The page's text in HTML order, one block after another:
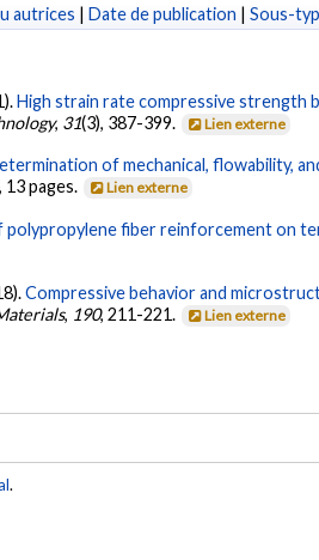
autrices | Date de publication | Sous-
High strain rate compressive strength
, 31(3), 387-399. Lien externe
of mechanical, flowability,
, 13 pages. Lien externe
fiber reinforcement on
Compressive behavior and
, 190, 211-221. Lien externe
.